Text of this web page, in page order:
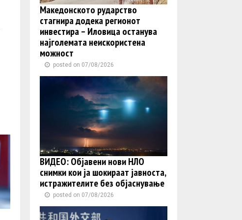
Македонското рударство
стагнира додека регионот
инвестира – Иловица останува
најголемата неискористена
можност
posted on 07/08/2026
ВИДЕО: Објавени нови НЛО
снимки кои ја шокираат јавноста,
истражителите без објаснување
posted on 07/08/2026